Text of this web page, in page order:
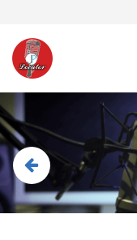
Demo
Chavorrucadas